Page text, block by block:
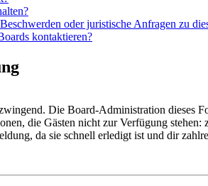
oder juristische Anfragen zu
kontaktieren?
Die Board-Administration dieses
die Gästen nicht zur Verfügung
da sie schnell erledigt ist und dir